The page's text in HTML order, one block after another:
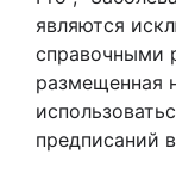
являются
справочными
размещенная
предписаний